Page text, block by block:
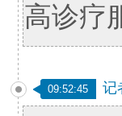
高诊疗
09:52:45 记